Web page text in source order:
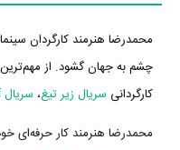
چشم به جهان گشود. از
کارگردانی سریال زیر تیغ، سریال